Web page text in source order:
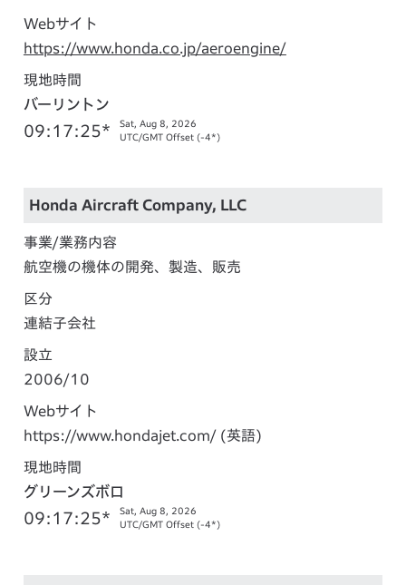
Webサイト
https://www.honda.co.jp/aeroengine/
現地時間
バーリントン
09:17:26*
Sat, Aug 8, 2026
UTC/GMT Offset (-4*)
Honda Aircraft Company, LLC
事業/業務内容
航空機の機体の開発、製造、販売
区分
連結子会社
設立
2006/10
Webサイト
https://www.hondajet.com/(英語)
現地時間
グリーンズボロ
09:17:26*
Sat, Aug 8, 2026
UTC/GMT Offset (-4*)